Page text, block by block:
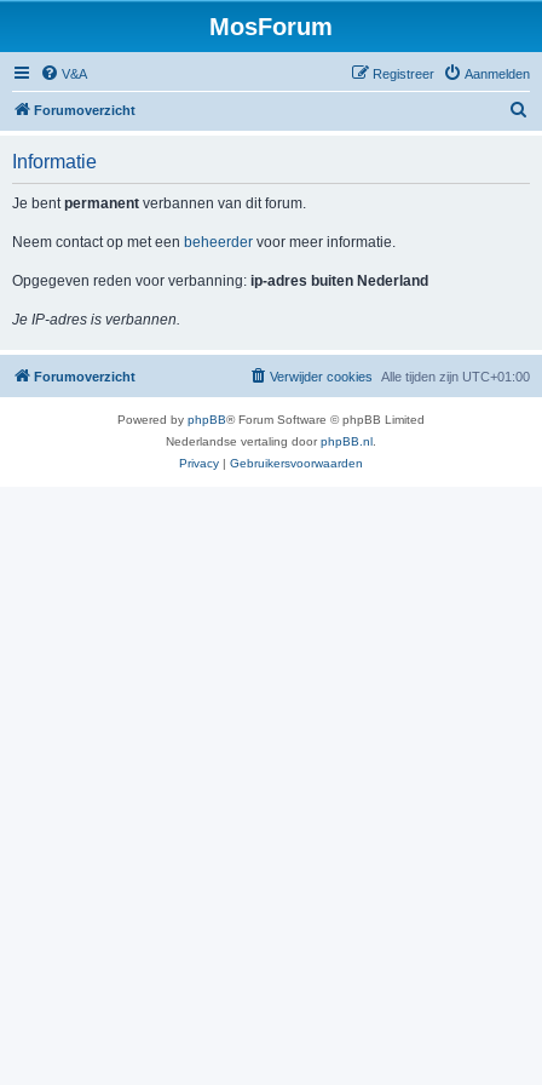
MosForum
V&A Aanmelden
Registreer
Forumoverzicht
Informatie
Je bentpermanent verbannen van dit forum.
Neem contact op met een beheerder voor meer informatie.
Opgegeven reden voor verbanning: ip-adres buiten Nederland
Je IP-adres is verbannen.
Forumoverzicht Alle tijden zijn UTC+01:00
Verwijder cookies
Powered by phpBB® Forum Software © phpBB Limited
Nederlandse vertaling doorphpBB.nl
Privacy | Gebruikersvoorwaarden